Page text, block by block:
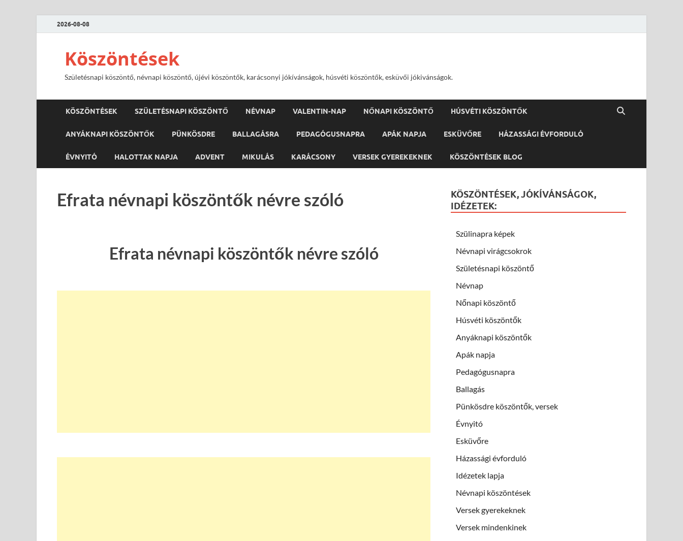
2026-08-08
Köszöntések
Születésnapi köszöntő, névnapi köszöntő, újévi köszöntők, karácsonyi jókívánságok, húsvéti köszöntők, esküvői jókivánságok.
KÖSZÖNTÉSEK SZÜLETÉSNAPI KÖSZÖNTŐ NÉVNAP VALENTIN-NAP NŐNAPI KÖSZÖNTŐ HÚSVÉTI KÖSZÖNTŐK
ANYÁKNAPI KÖSZÖNTŐK PÜNKÖSDRE BALLAGÁSRA PEDAGÓGUSNAPRA APÁK NAPJA ESKÜVŐRE HÁZASSÁGI ÉVFORDULÓ
ÉVNYITÓ HALOTTAK NAPJA ADVENT MIKULÁS KARÁCSONY VERSEK GYEREKEKNEK KÖSZÖNTÉSEK BLOG
Efrata névnapi köszöntők névre szóló
Efrata névnapi köszöntők névre szóló
KÖSZÖNTÉSEK, JÓKÍVÁNSÁGOK,
IDÉZETEK:
Szülinapra képek
Névnapi virágcsokrok
Születésnapi köszöntő
Névnap
Nőnapi köszöntő
Húsvéti köszöntők
Anyáknapi köszöntők
Apák napja
Pedagógusnapra
Ballagás
Pünkösdre köszöntők, versek
Évnyitó
Esküvőre
Házassági évforduló
Idézetek lapja
Névnapi köszöntések
Versek gyerekeknek
Versek mindenkinek